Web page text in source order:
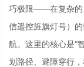
巧极限——在复杂的
信遥控旌旗灯号）
航。这里的核心是“
划路径、避障穿行，